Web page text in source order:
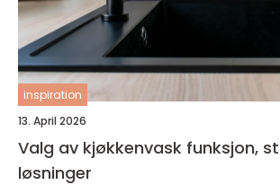
inspiration
13. April 2026
Valg av kjøkkenvask funksjon, stil og smarte
løsninger